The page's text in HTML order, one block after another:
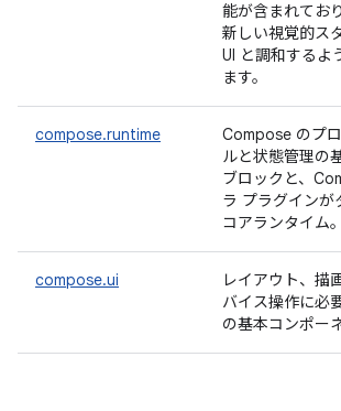
能が含まれてお
新しい視覚的ス
UI と調和するよ
ます。
compose.runtime
Compose のプ
ルと状態管理の
ブロックと、
ラ プラグインが
コアランタイム。
compose.ui
レイアウト、描
バイス操作に必
の基本コンポー